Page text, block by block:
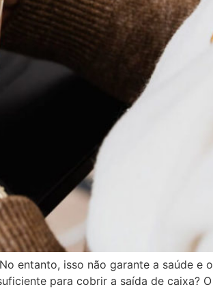
entanto, isso não garante a saúde e o
para cobrir a saída de caixa? O